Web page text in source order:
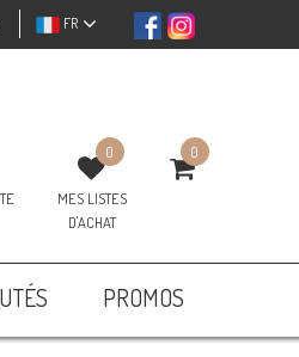
FR
0
MES LISTES
D'ACHAT
0
PROMOS